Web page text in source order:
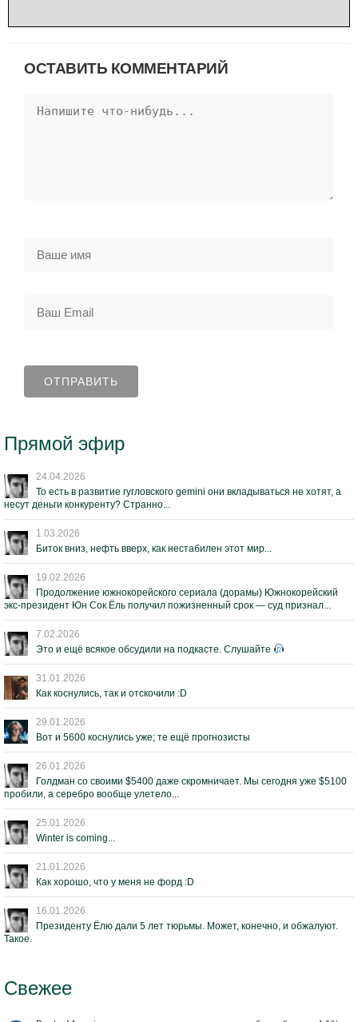
ОСТАВИТЬ КОММЕНТАРИЙ
Прямой эфир
24.04.2026
То есть в развитие гугловского gemini они вкладываться не хотят, а
несут деньги конкуренту? Странно...
1.03.2026
Биток вниз, нефть вверх, как нестабилен этот мир...
19.02.2026
Продолжение южнокорейского сериала (дорамы) Южнокорейский
экс-президент Юн Сок Ёль получил пожизненный срок — суд признал...
7.02.2026
Это и ещё всякое обсудили на подкасте. Слушайте
31.01.2026
Как коснулись, так и отскочили :D
29.01.2026
Вот и 5600 коснулись уже; те ещё прогнозисты
26.01.2026
Голдман со своими $5400 даже скромничает. Мы сегодня уже $5100
пробили, а серебро вообще улетело...
25.01.2026
Winter is coming...
21.01.2026
Как хорошо, что у меня не форд :D
16.01.2026
Президенту Ёлю дали 5 лет тюрьмы. Может, конечно, и обжалуют.
Такое.
Свежее